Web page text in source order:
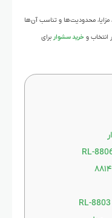
مزایا، محدودیت‌ها و تناسب آن‌ها
انتخاب و خرید سشوار برای